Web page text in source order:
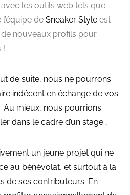
avec les outils web tels que
de Sneaker Style est
nouveaux profils pour
!
de suite, nous ne pourrons
indécent en échange de vos
Au mieux, nous pourrions
dans le cadre d’un stage…
un jeune projet qui ne
au bénévolat, et surtout à la
de ses contributeurs. En